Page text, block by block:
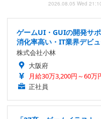
2026.08.05 Wed
ゲームUI・GUIの開発サ
消化率高い・IT業界デビ
株式会社小林
大阪府
月給30万3,200円～60万
正社員